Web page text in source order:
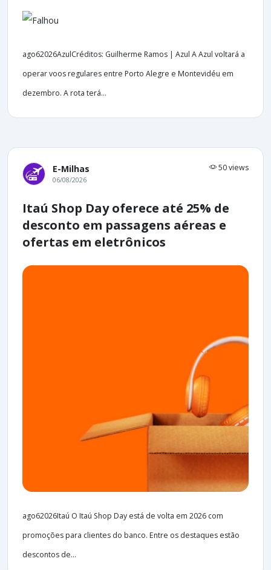
ago62026AzulCréditos: Guilherme Ramos | Azul A Azul voltará a
operar voos regulares entre Porto Alegre e Montevidéu em
dezembro. A rota terá...
E-Milhas 50 views
06/08/2026
Itaú Shop Day oferece até 25% de
desconto em passagens aéreas e
ofertas em eletrônicos
ago62026Itaú O Itaú Shop Day está de volta em 2026 com
promoções para clientes do banco. Entre os destaques estão
descontos de...